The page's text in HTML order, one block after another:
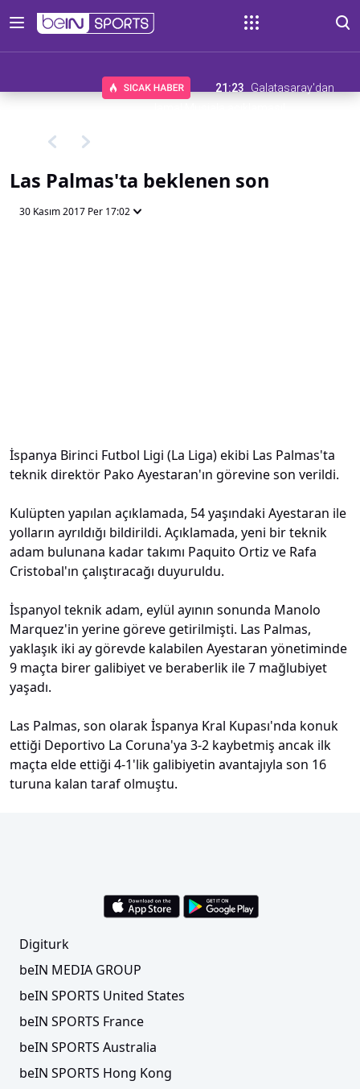
21:23
Galatasaray'dan
Las Palmas'ta beklenen son
30 Kasım 2017 Per 17:02
İspanya Birinci Futbol Ligi (La Liga) ekibi Las Palmas'ta
teknik direktör Pako Ayestaran'ın görevine son verildi.
Kulüpten yapılan açıklamada, 54 yaşındaki Ayestaran ile
yolların ayrıldığı bildirildi. Açıklamada, yeni bir teknik
adam bulunana kadar takımı Paquito Ortiz ve Rafa
Cristobal'ın çalıştıracağı duyuruldu.
İspanyol teknik adam, eylül ayının sonunda Manolo
Marquez'in yerine göreve getirilmişti. Las Palmas,
yaklaşık iki ay görevde kalabilen Ayestaran yönetiminde
9 maçta birer galibiyet ve beraberlik ile 7 mağlubiyet
yaşadı.
Las Palmas, son olarak İspanya Kral Kupası'nda konuk
ettiği Deportivo La Coruna'ya 3-2 kaybetmiş ancak ilk
maçta elde ettiği 4-1'lik galibiyetin avantajıyla son 16
turuna kalan taraf olmuştu.
Digiturk
beIN MEDIA GROUP
beIN SPORTS United States
beIN SPORTS France
beIN SPORTS Australia
beIN SPORTS Hong Kong